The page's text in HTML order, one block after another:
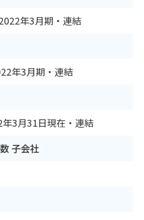
年3月期・連結
年3月期・連結
3月31日現在・連結
子会社